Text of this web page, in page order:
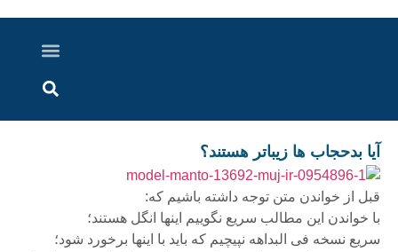
آیا بدحجاب ها زیباتر هستند؟
قبل از خواندن متن توجه داشته باشیم که:
با خواندن این مطالب سریع نگوییم اینها انگل هستند؛
سریع نسخه فی البداهه نپیچیم که باید با اینها برخورد شود؛